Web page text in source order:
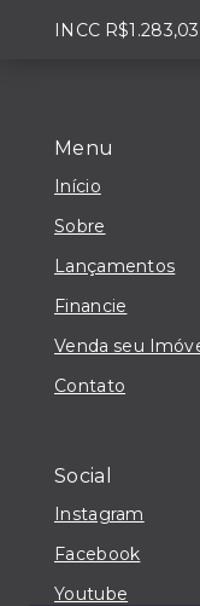
Menu
Início
Sobre
Lançamentos
Financie
Venda seu
Contato
Social
Instagram
Facebook
Youtube
INCC R$1.283,03